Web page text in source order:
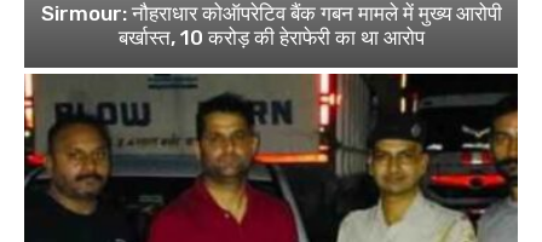
Sirmour: नौहराधार कोऑपरेटिव बैंक गबन मामले में मुख्य आरोपी
बर्खास्त, 10 करोड़ की हेराफेरी का था आरोप